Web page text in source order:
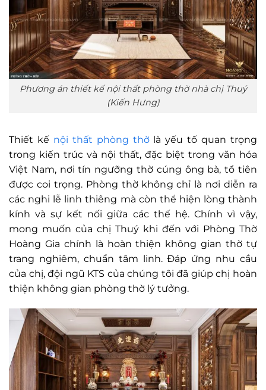
Phương án thiết kế nội thất phòng thờ nhà chị Thuý
(Kiến Hưng)
Thiết kế nội thất phòng thờlà yếu tố quan trọng
trong kiến trúc và nội thất, đặc biệt trong văn hóa
Việt Nam, nơi tín ngưỡng thờ cúng ông bà, tổ tiên
được coi trọng. Phòng thờ không chỉ là nơi diễn ra
các nghi lễ linh thiêng mà còn thể hiện lòng thành
kính và sự kết nối giữa các thế hệ. Chính vì vậy,
mong muốn của chị Thuý khi đến với Phòng Thờ
Hoàng Gia chính là hoàn thiện không gian thờ tự
trang nghiêm, chuẩn tâm linh. Đáp ứng nhu cầu
của chị, đội ngũ KTS của chúng tôi đã giúp chị hoàn
thiện không gian phòng thờ lý tưởng.